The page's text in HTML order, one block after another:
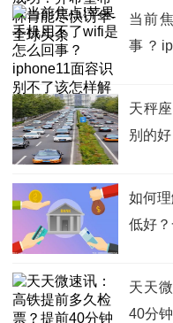
当前
事？
天秤
别的
如何
低好？
天天
40分